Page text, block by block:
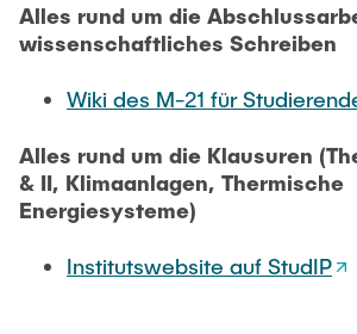
AUSSTATTUNG
Alles rund um die
wissenschaftliches Schreiben
Wiki des M-21 für
Alles rund um die Klausuren
& II, Klimaanlagen, Thermische
Energiesysteme)
Institutswebsite auf StudIP